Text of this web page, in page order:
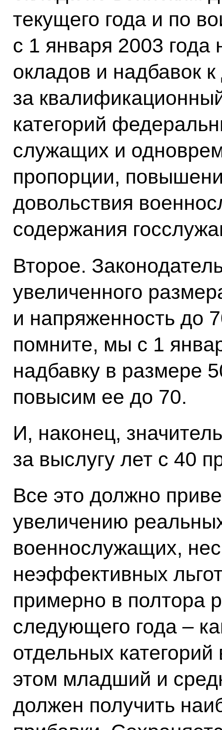
текущего года и по
с 1 января 2003
окладов и надбавок
за
категорий
служащих и
пропорции,
довольствия
содержания
Второе.
увеличенного
и напряженность до
помните, мы с 1
надбавку в размере
повысим ее до 70.
И, наконец,
за выслугу лет с 40
Все это должно
увеличению
военнослужащих,
неэффективных
примерно в полтора
следующего года –
отдельных
этом младший и
должен получить